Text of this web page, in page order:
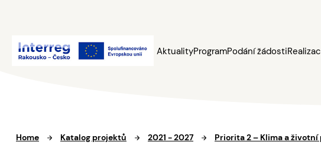
AktualityProgramPodání žádosti
Home Katalog projektů 2021 - 2027 Priorita 2 – Klima a